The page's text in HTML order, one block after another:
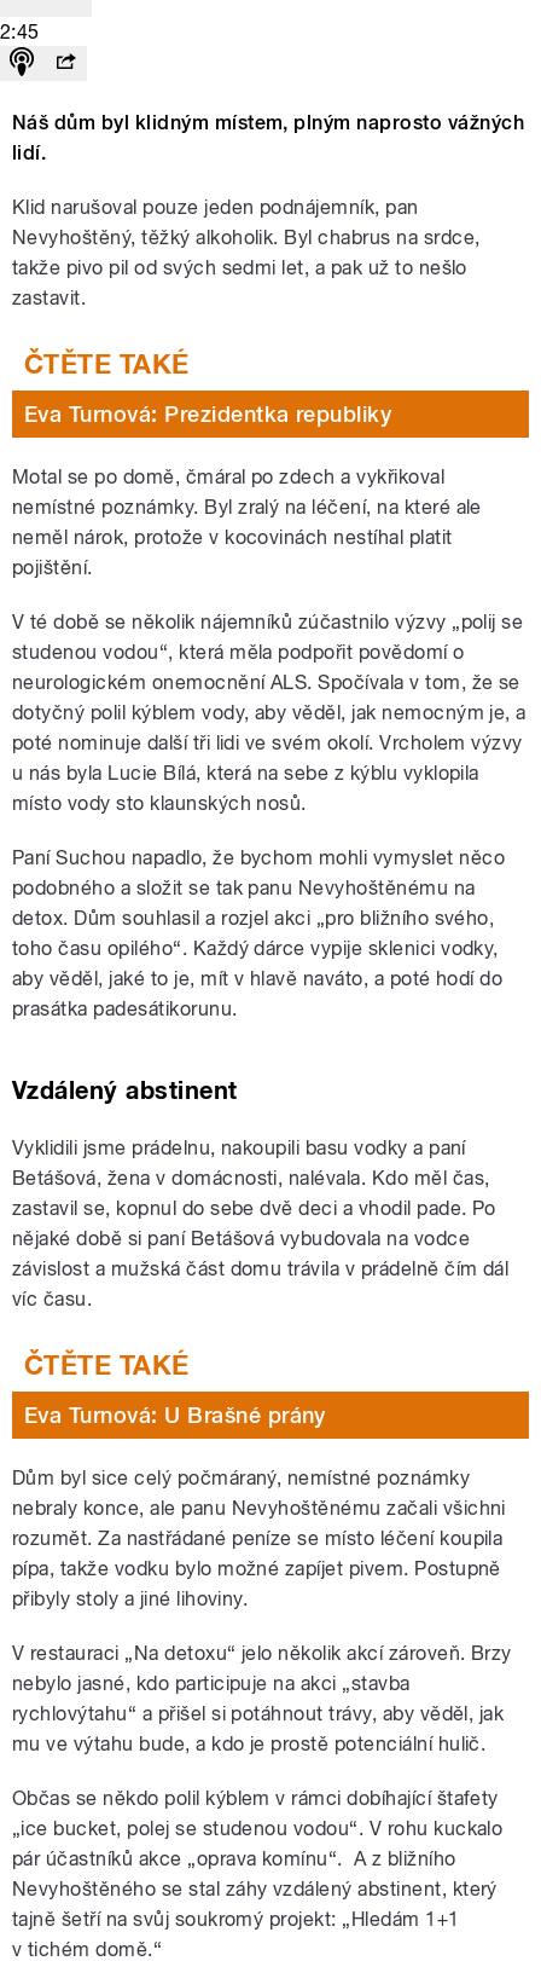
2:45
Náš dům byl klidným místem, plným naprosto vážných
lidí.
Klid narušoval pouze jeden podnájemník, pan
Nevyhoštěný, těžký alkoholik. Byl chabrus na srdce,
takže pivo pil od svých sedmi let, a pak už to nešlo
zastavit.
Eva Turnová: Prezidentka republiky
Motal se po domě, čmáral po zdech a vykřikoval
nemístné poznámky. Byl zralý na léčení, na které ale
neměl nárok, protože v kocovinách nestíhal platit
pojištění.
V té době se několik nájemníků zúčastnilo výzvy „polij se
studenou vodou“, která měla podpořit povědomí o
neurologickém onemocnění ALS. Spočívala v tom, že se
dotyčný polil kýblem vody, aby věděl, jak nemocným je, a
poté nominuje další tři lidi ve svém okolí. Vrcholem výzvy
u nás byla Lucie Bílá, která na sebe z kýblu vyklopila
místo vody sto klaunských nosů.
Paní Suchou napadlo, že bychom mohli vymyslet něco
podobného a složit se tak panu Nevyhoštěnému na
detox. Dům souhlasil a rozjel akci „pro bližního svého,
toho času opilého“. Každý dárce vypije sklenici vodky,
aby věděl, jaké to je, mít v hlavě naváto, a poté hodí do
prasátka padesátikorunu.
Vzdálený abstinent
Vyklidili jsme prádelnu, nakoupili basu vodky a paní
Betášová, žena v domácnosti, nalévala. Kdo měl čas,
zastavil se, kopnul do sebe dvě deci a vhodil pade. Po
nějaké době si paní Betášová vybudovala na vodce
závislost a mužská část domu trávila v prádelně čím dál
víc času.
Eva Turnová: U Brašné prány
Dům byl sice celý počmáraný, nemístné poznámky
nebraly konce, ale panu Nevyhoštěnému začali všichni
rozumět. Za nastřádané peníze se místo léčení koupila
pípa, takže vodku bylo možné zapíjet pivem. Postupně
přibyly stoly a jiné lihoviny.
V restauraci „Na detoxu“ jelo několik akcí zároveň. Brzy
nebylo jasné, kdo participuje na akci „stavba
rychlovýtahu“ a přišel si potáhnout trávy, aby věděl, jak
mu ve výtahu bude, a kdo je prostě potenciální hulič.
Občas se někdo polil kýblem v rámci dobíhající štafety
„ice bucket, polej se studenou vodou“. V rohu kuckalo
pár účastníků akce „oprava komínu“. A z bližního
Nevyhoštěného se stal záhy vzdálený abstinent, který
tajně šetří na svůj soukromý projekt: „Hledám 1+1
v tichém domě.“